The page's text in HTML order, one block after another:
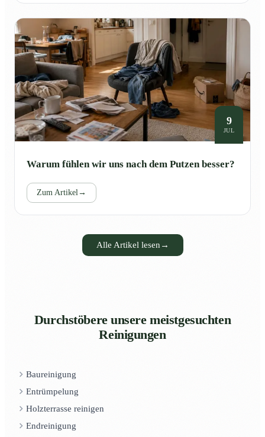
9
JUL
Warum fühlen wir uns nach dem Putzen besser?
Zum Artikel →
Alle Artikel lesen →
Durchstöbere unsere meistgesuchten
Reinigungen
Baureinigung
Entrümpelung
Holzterrasse reinigen
Endreinigung